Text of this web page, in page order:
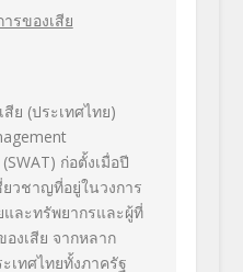
รของเสีย
ย (ประเทศไทย)
ก่อตั้งเมื่อปี
วชาญที่อยู่ในวงการ
และทรัพยากรและผู้ที่
งเสีย จากหลาก
เทศไทยทั้งภาครัฐ